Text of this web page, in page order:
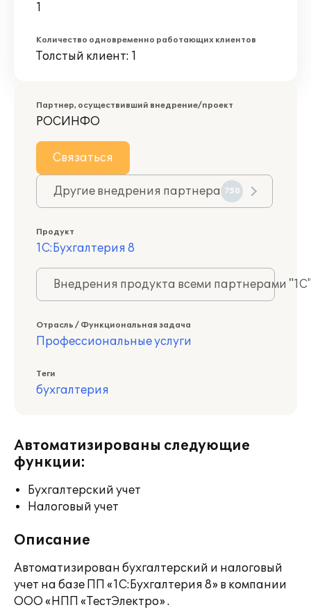
1
Количество одновременно работающих клиентов
Толстый клиент: 1
Партнер, осуществивший внедрение/проект
РОСИНФО
Связаться
Другие внедрения партнера 750
Продукт
1С:Бухгалтерия 8
Внедрения продукта всеми партнерами
Отрасль / Функциональная задача
Профессиональные услуги
Теги
бухгалтерия
Автоматизированы следующие
функции:
Бухгалтерский учет
Налоговый учет
Описание
Автоматизирован бухгалтерский и налоговый
учет на базе ПП «1С:Бухгалтерия 8» в компании
ООО «НПП «ТестЭлектро» .